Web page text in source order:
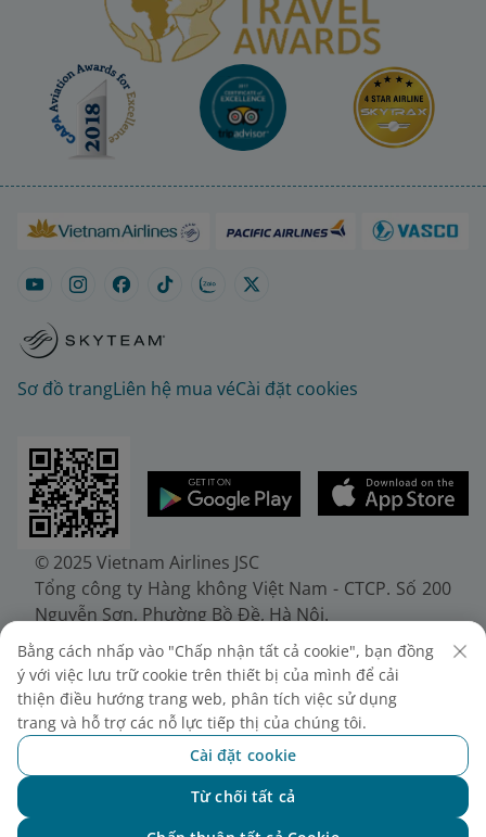
Sơ đồ trangLiên hệ mua véCài đặt cookies
© 2025 Vietnam Airlines JSC
Tổng công ty Hàng không Việt Nam - CTCP. Số 200
Nguyễn Sơn, Phường Bồ Đề, Hà Nội.
Điện thoại: (+84-24) 38272289. Fax: (+84-24)
38722375
Giấy chứng nhận đăng ký doanh nghiệp, mã số
doanh nghiệp 0100107518, đăng ký lần đầu ngày
30/6/2010, đăng ký thay đổi lần thứ 10 ngày
24/7/2025, cấp bởi Sở Tài chính Thành phố Hà Nội.
Bằng cách nhấp vào "Chấp nhận tất cả cookie", bạn đồng
ý với việc lưu trữ cookie trên thiết bị của mình để cải
thiện điều hướng trang web, phân tích việc sử dụng
trang và hỗ trợ các nỗ lực tiếp thị của chúng tôi.
Cài đặt cookie
Từ chối tất cả